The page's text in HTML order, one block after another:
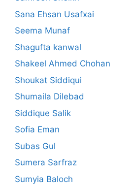
Sana Ehsan Usafxai
Seema Munaf
Shagufta kanwal
Shakeel Ahmed Chohan
Shoukat Siddiqui
Shumaila Dilebad
Siddique Salik
Sofia Eman
Subas Gul
Sumera Sarfraz
Sumyia Baloch